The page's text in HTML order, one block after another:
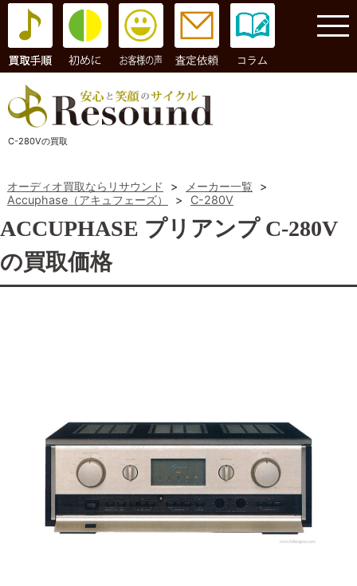
コラム
C-280Vの買取
オーディオ買取ならリサウンド > メーカー一覧
>
Accuphase（アキュフェーズ）
> C-280V
ACCUPHASE プリアンプ C-280V
の買取価格